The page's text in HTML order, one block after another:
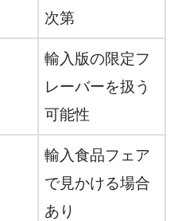
次第
輸入版の限定フ
レーバーを扱う
可能性
輸入食品フェア
で見かける場合
あり